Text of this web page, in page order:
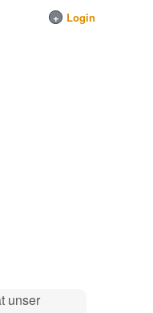
+ Login
unser